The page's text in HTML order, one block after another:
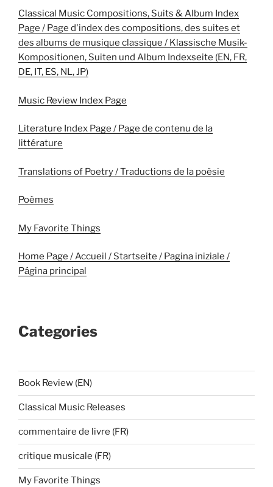
Classical Music Compositions, Suits & Album Index
Page / Page d'index des compositions, des suites et
des albums de musique classique / Klassische Musik-
Kompositionen, Suiten und Album Indexseite (EN, FR,
DE, IT, ES, NL, JP)
Music Review Index Page
Literature Index Page / Page de contenu de la
littérature
Translations of Poetry / Traductions de la poèsie
Poèmes
My Favorite Things
Home Page / Accueil / Startseite / Pagina iniziale /
Página principal
Categories
Book Review (EN)
Classical Music Releases
commentaire de livre (FR)
critique musicale (FR)
My Favorite Things